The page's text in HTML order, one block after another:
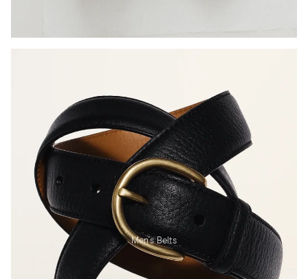
Men's Belts